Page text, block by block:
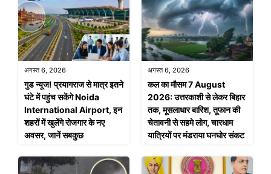
अगस्त 6, 2026
गुड न्यूज! प्रयागराज से मात्र इतने
घंटे में पहुंच सकेंगे Noida
International Airport, इन
शहरों में खुलेंगे रोजगार के नए
अवसर, जानें सबकुछ
अगस्त 6, 2026
कल का मौसम 7 August
2026: उत्तरकाशी से लेकर बिहार
तक, मूसलाधार बारिश, तूफान की
चेतावनी से सहमे लोग, चारधाम
यात्रियों पर मंडराया घनघोर संकट